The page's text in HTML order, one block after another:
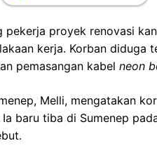
pekerja proyek renovasi
kerja. Korban diduga
pemasangan kabel neon
Melli, mengatakan
baru tiba di Sumenep